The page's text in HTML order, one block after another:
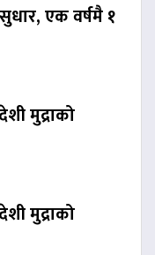
एक वर्षमै १
मुद्राको
मुद्राको